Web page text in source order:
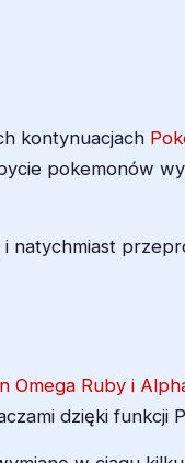
kontynuacjach
pokemonów
natychmiast
Omega Ruby i
dzięki funkcji